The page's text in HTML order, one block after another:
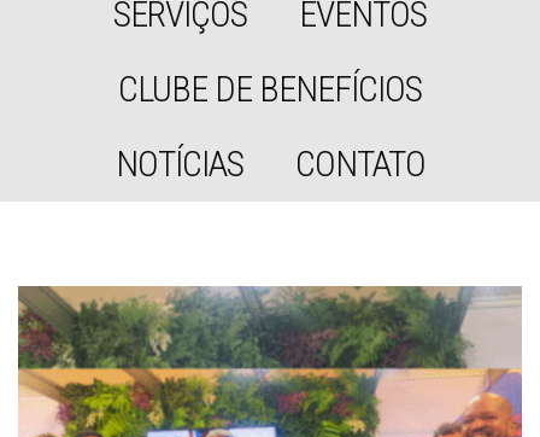
SERVIÇOS
EVENTOS
CLUBE DE BENEFÍCIOS
NOTÍCIAS
CONTATO